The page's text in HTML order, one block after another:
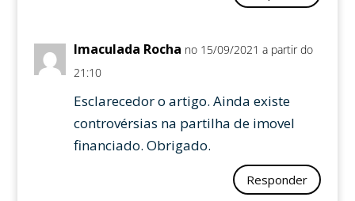
Imaculada Rocha no 15/09/2021 a partir do
21:10
Esclarecedor o artigo. Ainda existe
controvérsias na partilha de imovel
financiado. Obrigado.
Responder